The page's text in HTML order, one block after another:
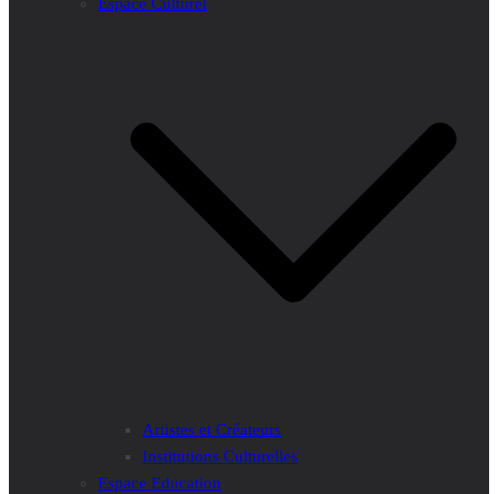
Artistes et Créateurs
Institutions Culturelles
Espace Education